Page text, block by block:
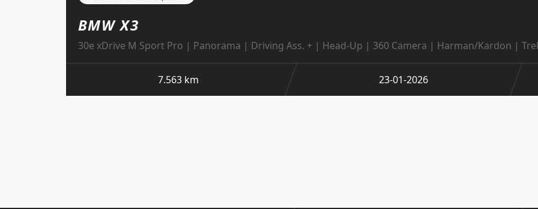
BMW X3
30e xDrive M Sport Pro | Panorama | Driving Ass. + | Head-Up | 360 Camera | Harman/Kardon |
7.563 km 23-01-2026